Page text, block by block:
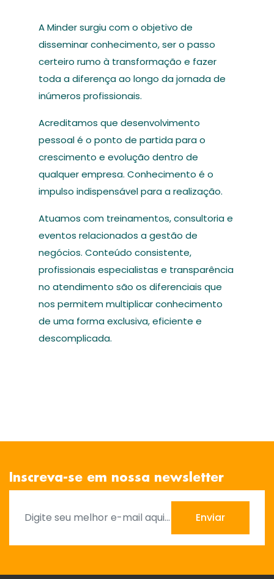
A Minder surgiu com o objetivo de
disseminar conhecimento, ser o passo
certeiro rumo à transformação e fazer
toda a diferença ao longo da jornada de
inúmeros profissionais.
Acreditamos que desenvolvimento
pessoal é o ponto de partida para o
crescimento e evolução dentro de
qualquer empresa. Conhecimento é o
impulso indispensável para a realização.
Atuamos com treinamentos, consultoria e
eventos relacionados a gestão de
negócios. Conteúdo consistente,
profissionais especialistas e transparência
no atendimento são os diferenciais que
nos permitem multiplicar conhecimento
de uma forma exclusiva, eficiente e
descomplicada.
Inscreva-se em nossa newsletter
Enviar